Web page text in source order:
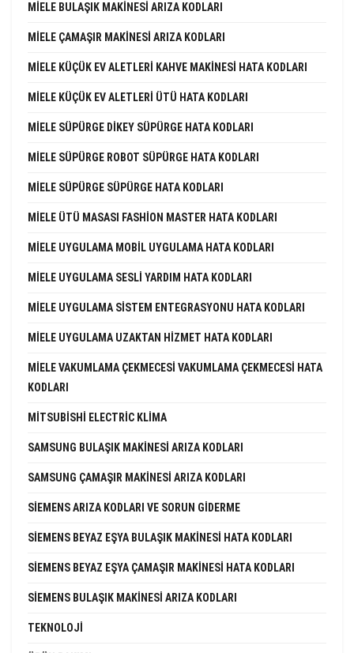
MIELE BULAŞIK MAKINESI ARIZA KODLARI
MIELE ÇAMAŞIR MAKINESI ARIZA KODLARI
MIELE KÜÇÜK EV ALETLERI KAHVE MAKINESI HATA KODLARI
MIELE KÜÇÜK EV ALETLERI ÜTÜ HATA KODLARI
MIELE SÜPÜRGE DIKEY SÜPÜRGE HATA KODLARI
MIELE SÜPÜRGE ROBOT SÜPÜRGE HATA KODLARI
MIELE SÜPÜRGE SÜPÜRGE HATA KODLARI
MIELE ÜTÜ MASASI FASHION MASTER HATA KODLARI
MIELE UYGULAMA MOBIL UYGULAMA HATA KODLARI
MIELE UYGULAMA SESLI YARDIM HATA KODLARI
MIELE UYGULAMA SISTEM ENTEGRASYONU HATA KODLARI
MIELE UYGULAMA UZAKTAN HIZMET HATA KODLARI
MIELE VAKUMLAMA ÇEKMECESI VAKUMLAMA ÇEKMECESI HATA
KODLARI
MITSUBISHI ELECTRIC KLIMA
SAMSUNG BULAŞIK MAKINESI ARIZA KODLARI
SAMSUNG ÇAMAŞIR MAKINESI ARIZA KODLARI
SIEMENS ARIZA KODLARI VE SORUN GIDERME
SIEMENS BEYAZ EŞYA BULAŞIK MAKINESI HATA KODLARI
SIEMENS BEYAZ EŞYA ÇAMAŞIR MAKINESI HATA KODLARI
SIEMENS BULAŞIK MAKINESI ARIZA KODLARI
TEKNOLOJI